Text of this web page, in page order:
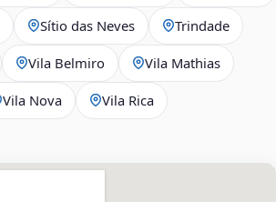
Sítio das Neves Trindade
Vila Belmiro Vila Mathias
Vila Nova Vila Rica